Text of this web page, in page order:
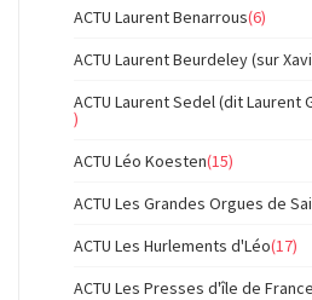
ACTU Laurent Benarrous(6)
ACTU Laurent Beurdeley (sur
ACTU Laurent Sedel (dit Laurent
)
ACTU Léo Koesten(15)
ACTU Les Grandes Orgues de
ACTU Les Hurlements d'Léo(17)
ACTU Les Presses d'île de France